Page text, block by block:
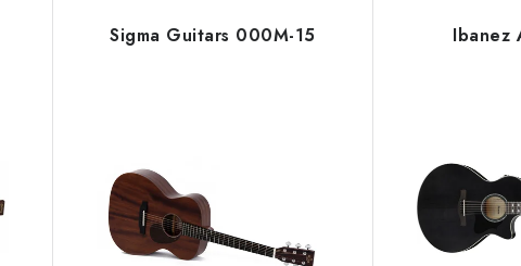
Sigma Guitars 000M-15 Ibanez